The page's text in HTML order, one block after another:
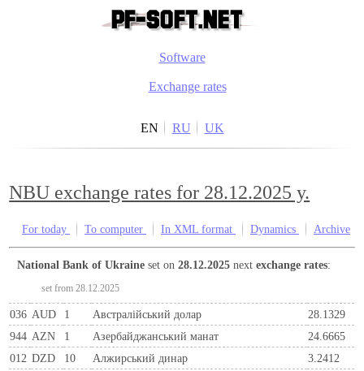
Software
Exchange rates
EN RU UK
NBU exchange rates for 28.12.2025 y.
For today To computer In XML format Dynamics Archive
National Bank of Ukraine set on28.12.2025 nextexchange rates:
set from 28.12.2025
036 AUD 1 Австралійський долар
28.1329
944 AZN 1 Азербайджанський манат
24.6665
012 DZD 10 Алжирський динар
3.2412